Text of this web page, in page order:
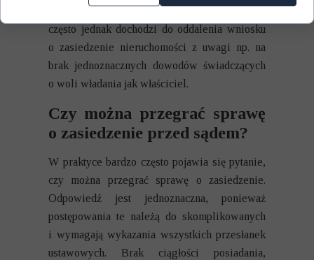
często jednak dochodzi do oddalenia wniosku
o zasiedzenie nieruchomości z uwagi np. na
brak jednoznacznych dowodów świadczących
o woli władania jak właściciel.
Czy można przegrać sprawę
o zasiedzenie przed sądem?
W praktyce bardzo często pojawia się pytanie,
czy można przegrać sprawę o zasiedzenie.
Odpowiedź jest jednoznaczna, ponieważ
postępowania te należą do skomplikowanych
i wymagają wykazania wszystkich przesłanek
ustawowych. Brak ciągłości posiadania,